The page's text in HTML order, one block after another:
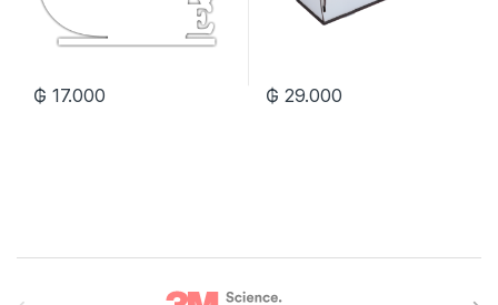
₲ 17.000 ₲ 29.000